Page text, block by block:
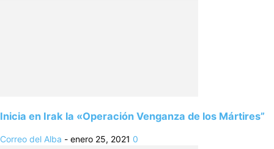
Inicia en Irak la «Operación Venganza de los Mártires”
Correo del Alba - enero 25, 2021 0